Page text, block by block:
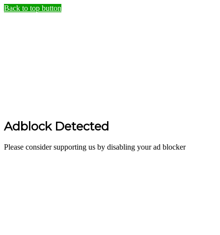
Back to top button
Adblock Detected
Please consider supporting us by disabling your ad blocker